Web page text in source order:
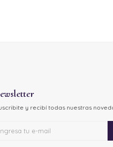
y recibí todas nuestras